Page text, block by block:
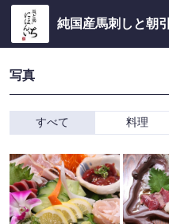
写真
すべて 料理